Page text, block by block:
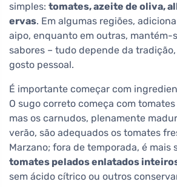
simples: tomates, azeite de oliva,
ervas. Em algumas regiões,
aipo, enquanto em outras, mantém-
sabores – tudo depende da
gosto pessoal.
É importante começar com
O sugo correto começa com
mas os carnudos, plenamente
verão, são adequados os tomates
Marzano; fora de temporada, é mais
tomates pelados enlatados
sem ácido cítrico ou outros